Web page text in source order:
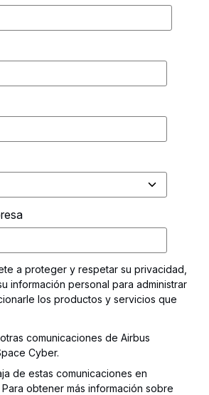
a proteger y respetar su privacidad,
información personal para administrar
los productos y servicios que
comunicaciones de Airbus
Cyber.
de estas comunicaciones en
obtener más información sobre